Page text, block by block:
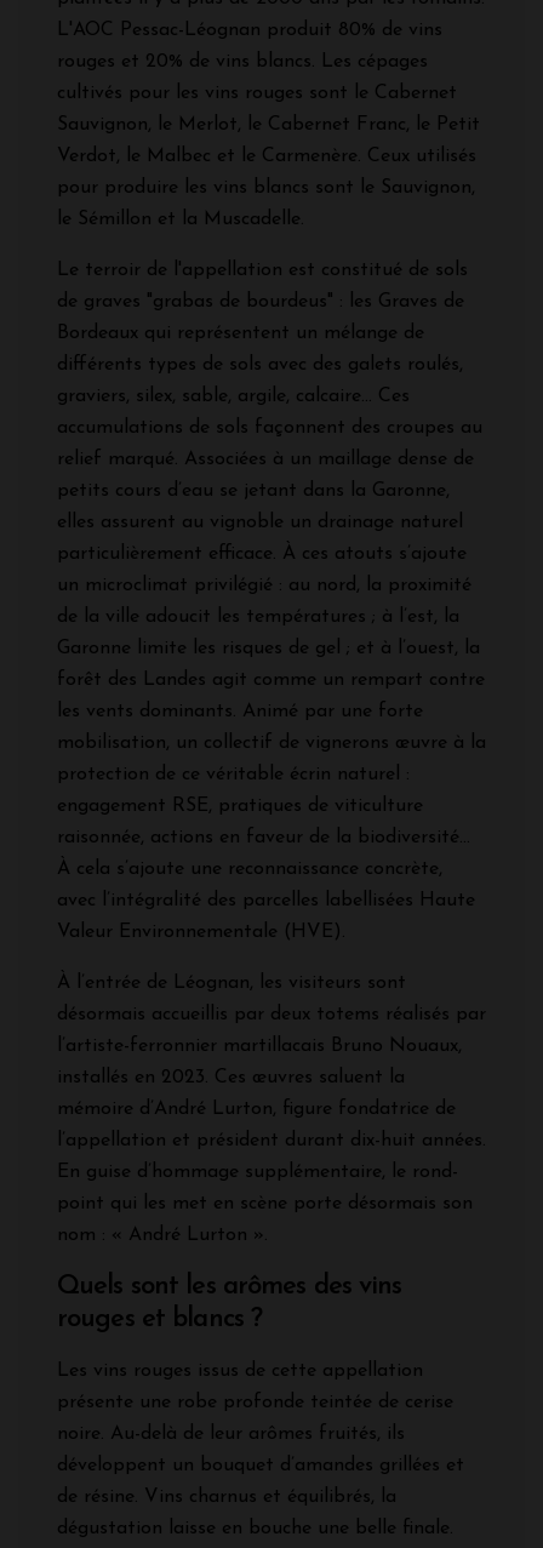
L'AOC Pessac-Léognan produit 80% de vins
rouges et 20% de vins blancs. Les cépages
cultivés pour les vins rouges sont le Cabernet
Sauvignon, le Merlot, le Cabernet Franc, le Petit
Verdot, le Malbec et le Carmenère. Ceux utilisés
pour produire les vins blancs sont le Sauvignon,
le Sémillon et la Muscadelle.
Le terroir de l'appellation est constitué de sols
de graves "grabas de bourdeus" : les Graves de
Bordeaux qui représentent un mélange de
différents types de sols avec des galets roulés,
graviers, silex, sable, argile, calcaire... Ces
accumulations de sols façonnent des croupes au
relief marqué. Associées à un maillage dense de
petits cours d’eau se jetant dans la Garonne,
elles assurent au vignoble un drainage naturel
particulièrement efficace. À ces atouts s’ajoute
un microclimat privilégié : au nord, la proximité
de la ville adoucit les températures ; à l’est, la
Garonne limite les risques de gel ; et à l’ouest, la
forêt des Landes agit comme un rempart contre
les vents dominants. Animé par une forte
mobilisation, un collectif de vignerons œuvre à la
protection de ce véritable écrin naturel :
engagement RSE, pratiques de viticulture
raisonnée, actions en faveur de la biodiversité…
À cela s’ajoute une reconnaissance concrète,
avec l’intégralité des parcelles labellisées Haute
Valeur Environnementale (HVE).
À l’entrée de Léognan, les visiteurs sont
désormais accueillis par deux totems réalisés par
l’artiste-ferronnier martillacais Bruno Nouaux,
installés en 2023. Ces œuvres saluent la
mémoire d’André Lurton, figure fondatrice de
l’appellation et président durant dix-huit années.
En guise d’hommage supplémentaire, le rond-
point qui les met en scène porte désormais son
nom : « André Lurton ».
Quels sont les arômes des vins
rouges et blancs ?
Les vins rouges issus de cette appellation
présente une robe profonde teintée de cerise
noire. Au-delà de leur arômes fruités, ils
développent un bouquet d’amandes grillées et
de résine. Vins charnus et équilibrés, la
dégustation laisse en bouche une belle finale.